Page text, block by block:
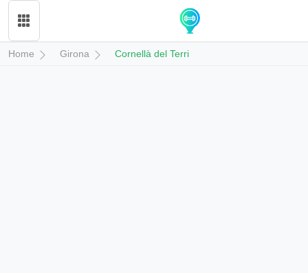
Home Girona Cornellà del Terri